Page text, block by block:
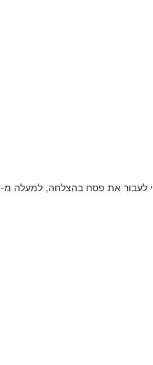
בהצלחה, למעלה מ-69 פעולות וכלים.